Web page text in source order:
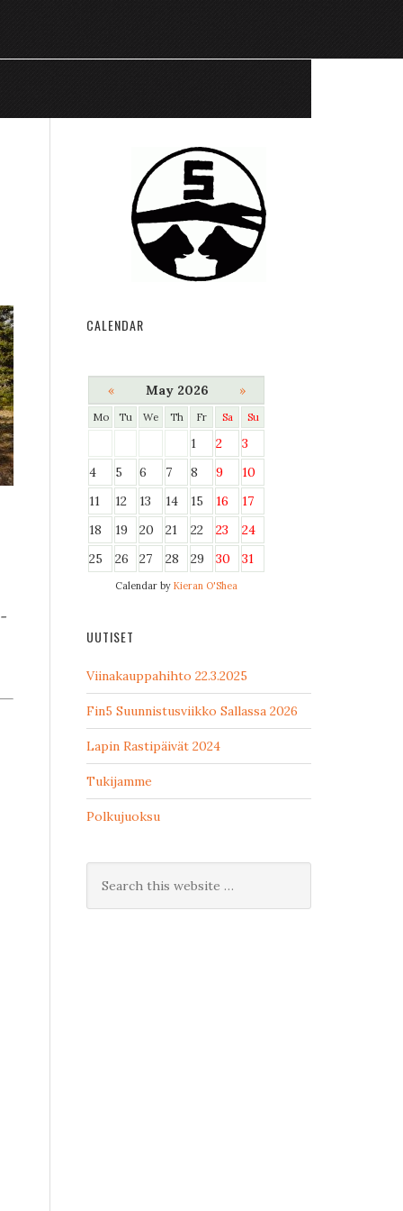
CALENDAR
« May 2026 »
Mo Tu We Th Fr Sa Su
1 2
3
4
5 6 7 8 9
10
11
12 13 14 15 16
17
18
19 20 21 22 23
24
25
26 27 28 29 30 31
Calendar by Kieran O'Shea
UUTISET
Viinakauppahihto 22.3.2025
Fin5 Suunnistusviikko Sallassa 2026
Lapin Rastipäivät 2024
Tukijamme
Polkujuoksu